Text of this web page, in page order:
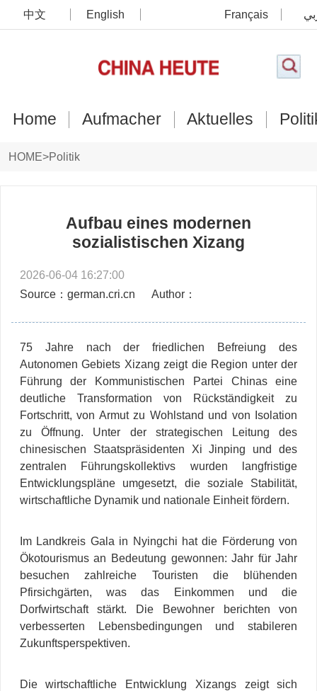
中文 English Français
Home Aufmacher Aktuelles
HOME>Politik
Aufbau eines modernen
sozialistischen Xizang
2026-06-04 16:27:00
Source：german.cri.cn
Author：
75 Jahre nach der friedlichen Befreiung des
Autonomen Gebiets Xizang zeigt die Region unter der
Führung der Kommunistischen Partei Chinas eine
deutliche Transformation von Rückständigkeit zu
Fortschritt, von Armut zu Wohlstand und von Isolation
zu Öffnung. Unter der strategischen Leitung des
chinesischen Staatspräsidenten Xi Jinping und des
zentralen Führungskollektivs wurden langfristige
Entwicklungspläne umgesetzt, die soziale Stabilität,
wirtschaftliche Dynamik und nationale Einheit fördern.
Im Landkreis Gala in Nyingchi hat die Förderung von
Ökotourismus an Bedeutung gewonnen: Jahr für Jahr
besuchen zahlreiche Touristen die blühenden
Pfirsichgärten, was das Einkommen und die
Dorfwirtschaft stärkt. Die Bewohner berichten von
verbesserten Lebensbedingungen und stabileren
Zukunftsperspektiven.
Die wirtschaftliche Entwicklung Xizangs zeigt sich